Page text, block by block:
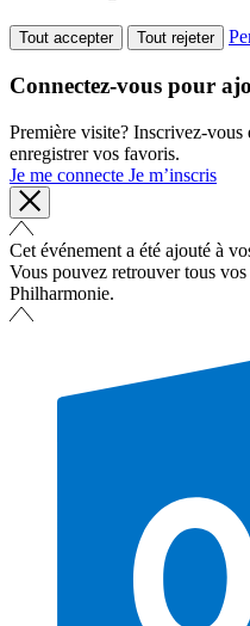
Tout accepter Tout rejeter
Connectez-vous pour
Première visite? Inscrivez-vous
enregistrer vos favoris.
Je me connecte Je m’inscris
Cet événement a été ajouté à
Vous pouvez retrouver tous
Philharmonie.